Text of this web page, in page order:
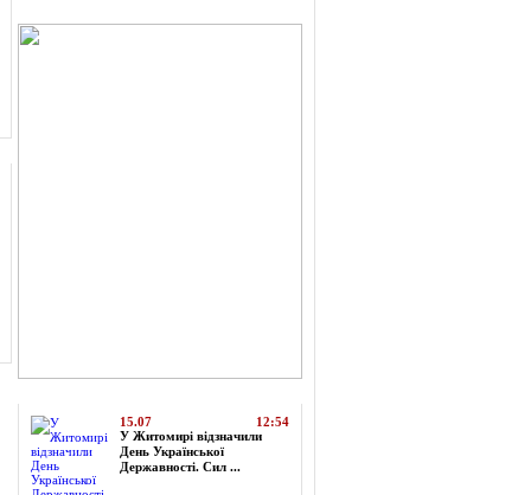
15.07
12:54
У Житомирі відзначили
День Української
Державності. Сил ...